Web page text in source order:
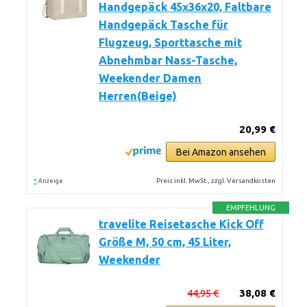
Handgepäck 45x36x20, Faltbare
Handgepäck Tasche für
Flugzeug, Sporttasche mit
Abnehmbar Nass-Tasche,
Weekender Damen
Herren(Beige)
20,99 €
Bei Amazon ansehen
* Anzeige Preis inkl. MwSt., zzgl. Versandkosten
EMPFEHLUNG
travelite Reisetasche Kick Off
Größe M, 50 cm, 45 Liter,
Weekender
38,08 €
44,95 €